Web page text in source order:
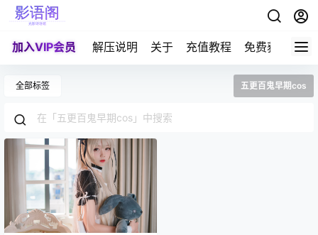
加入VIP会员 解压说明 关于 充值教程 免费获取积分
全部标签 五更百鬼早期cos